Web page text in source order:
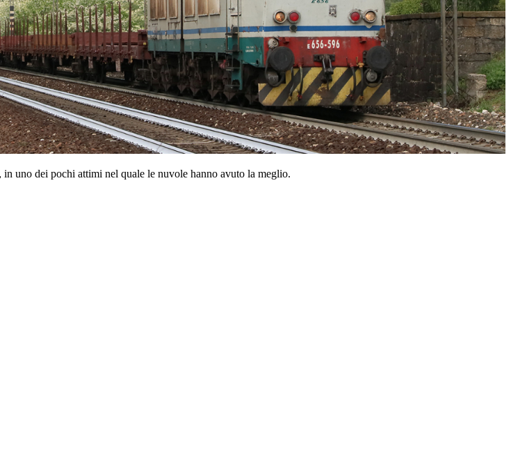
uno dei pochi attimi nel quale le nuvole hanno avuto la meglio.